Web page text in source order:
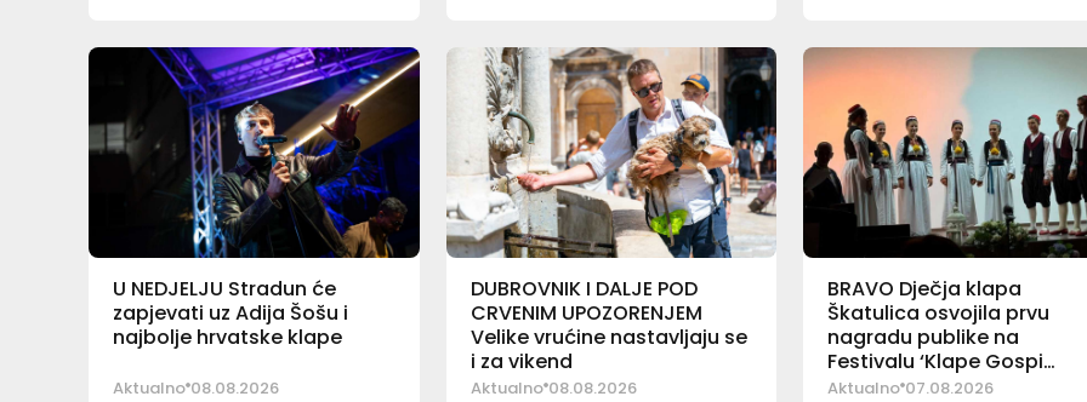
U NEDJELJU Stradun će
zapjevati uz Adija Šošu i
najbolje hrvatske klape
Aktualno 08.08.2026
DUBROVNIK I DALJE POD
CRVENIM UPOZORENJEM
Velike vrućine nastavljaju se
i za vikend
Aktualno 08.08.2026
BRAVO Dječja klapa
Škatulica osvojila prvu
nagradu publike na
Festivalu ‘Klape Gospi
Sinjskoj’
Aktualno 07.08.2026